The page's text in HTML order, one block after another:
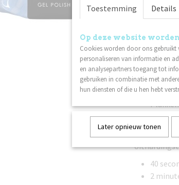
Hoog
Flexibel
40
2
Toestemming Details
Op deze website
Cookies worden door ons gebruikt
personaliseren van informatie en
en analysepartners toegang tot
gebruiken in combinatie met
hun diensten of die u hen hebt
Later opnieuw tonen